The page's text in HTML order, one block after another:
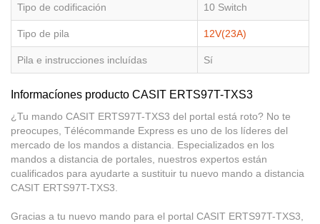
Tipo de codificación 10 Switch
Tipo de pila 12V(23A)
Pila e instrucciones incluídas Sí
Informacíones producto CASIT ERTS97T-TXS3
¿Tu mando CASIT ERTS97T-TXS3 del portal está roto? No te
preocupes, Télécommande Express es uno de los líderes del
mercado de los mandos a distancia. Especializados en los
mandos a distancia de portales, nuestros expertos están
cualificados para ayudarte a sustituir tu nuevo mando a distancia
CASIT ERTS97T-TXS3.
Gracias a tu nuevo mando para el portal CASIT ERTS97T-TXS3,